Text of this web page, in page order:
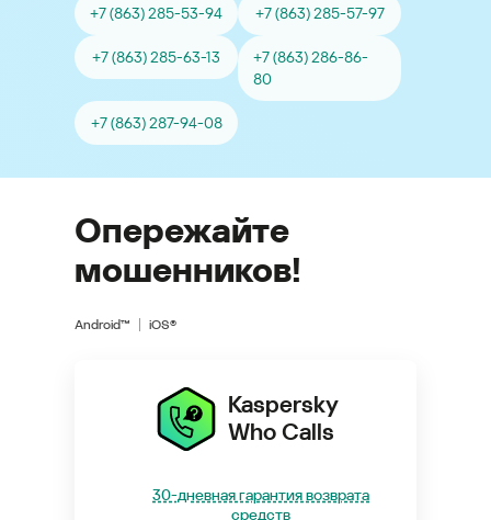
+7 (863) 285-53-94 +7 (863) 285-57-97
+7 (863) 285-63-13
+7 (863) 286-86-
80
+7 (863) 287-94-08
Опережайте
мошенников!
Android™ iOS®
Kaspersky
Who Calls
30-дневная гарантия возврата
средств